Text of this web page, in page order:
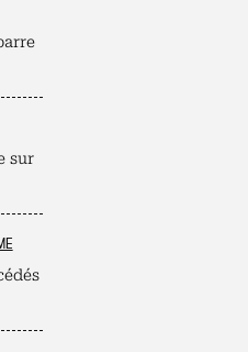
sur